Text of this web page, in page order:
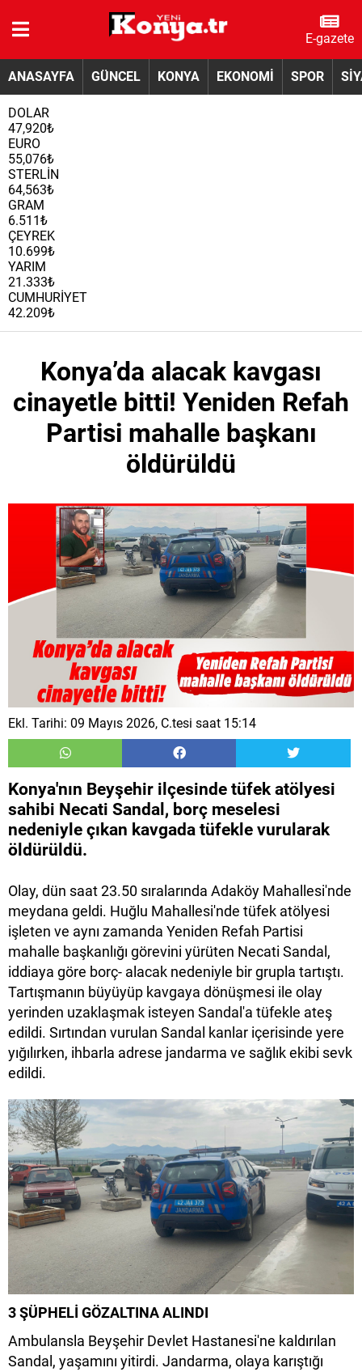
E-gazete
ANASAYFA GÜNCEL KONYA EKONOMİ SPOR
DOLAR
47,920₺
EURO
55,076₺
STERLİN
64,563₺
GRAM
6.511₺
ÇEYREK
10.699₺
YARIM
21.333₺
CUMHURİYET
42.209₺
Konya’da alacak kavgası
cinayetle bitti! Yeniden Refah
Partisi mahalle başkanı
öldürüldü
Ekl. Tarihi: 09 Mayıs 2026, C.tesi saat 15:14
Konya'nın Beyşehir ilçesinde tüfek atölyesi
sahibi Necati Sandal, borç meselesi
nedeniyle çıkan kavgada tüfekle vurularak
öldürüldü.
Olay, dün saat 23.50 sıralarında Adaköy Mahallesi'nde
meydana geldi. Huğlu Mahallesi'nde tüfek atölyesi
işleten ve aynı zamanda Yeniden Refah Partisi
mahalle başkanlığı görevini yürüten Necati Sandal,
iddiaya göre borç- alacak nedeniyle bir grupla tartıştı.
Tartışmanın büyüyüp kavgaya dönüşmesi ile olay
yerinden uzaklaşmak isteyen Sandal'a tüfekle ateş
edildi. Sırtından vurulan Sandal kanlar içerisinde yere
yığılırken, ihbarla adrese jandarma ve sağlık ekibi sevk
edildi.
3 ŞÜPHELİ GÖZALTINA ALINDI
Ambulansla Beyşehir Devlet Hastanesi'ne kaldırılan
Sandal, yaşamını yitirdi. Jandarma, olaya karıştığı